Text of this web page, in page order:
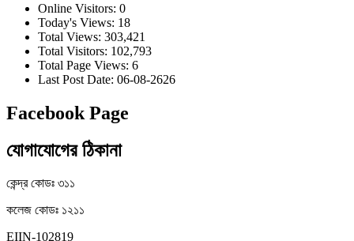
Online Visitors: 0
Today's Views: 18
Total Views: 303,421
Total Visitors: 102,793
Total Page Views: 6
Last Post Date: 06-08-2626
Facebook Page
যোগাযোগের ঠিকানা
কেন্দ্র কোডঃ ৩১১
কলেজ কোডঃ ১২১১
EIIN-102819